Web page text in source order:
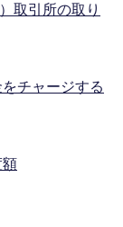
取引所の取り
チャージする
額